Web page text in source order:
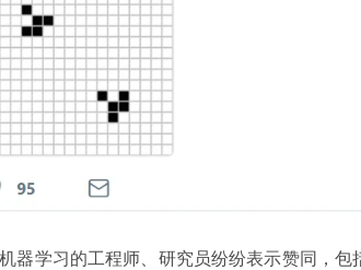
器学习的工程师、研究员纷纷表示赞同，包